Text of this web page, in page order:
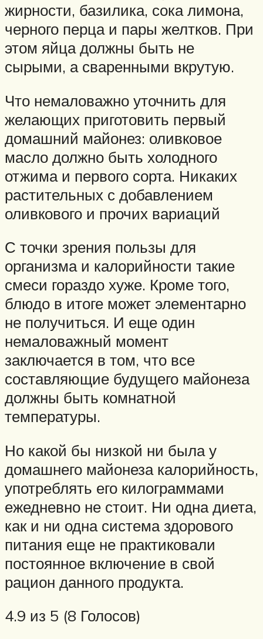
жирности, базилика, сока лимона,
черного перца и пары желтков. При
этом яйца должны быть не
сырыми, а сваренными вкрутую.
Что немаловажно уточнить для
желающих приготовить первый
домашний майонез: оливковое
масло должно быть холодного
отжима и первого сорта. Никаких
растительных с добавлением
оливкового и прочих вариаций
С точки зрения пользы для
организма и калорийности такие
смеси гораздо хуже. Кроме того,
блюдо в итоге может элементарно
не получиться. И еще один
немаловажный момент
заключается в том, что все
составляющие будущего майонеза
должны быть комнатной
температуры.
Но какой бы низкой ни была у
домашнего майонеза калорийность,
употреблять его килограммами
ежедневно не стоит. Ни одна диета,
как и ни одна система здорового
питания еще не практиковали
постоянное включение в свой
рацион данного продукта.
4.9 из 5 (8 Голосов)